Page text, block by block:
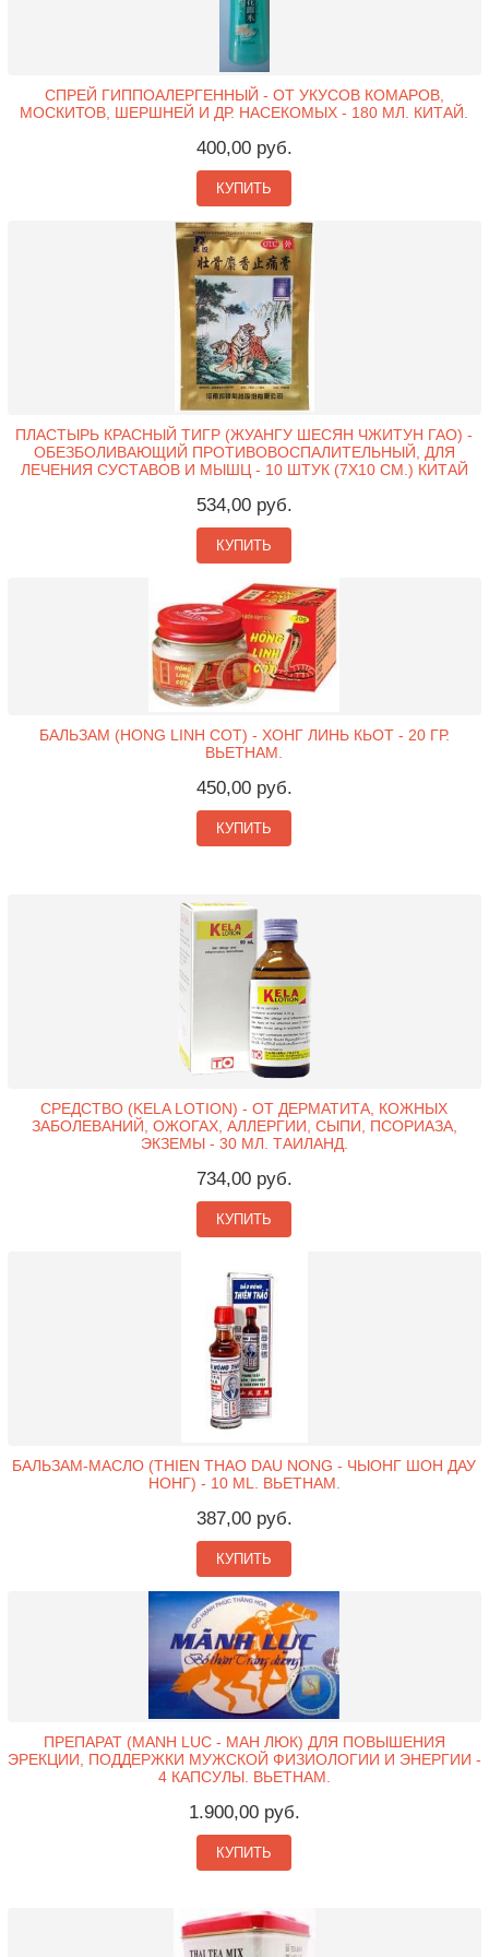
СПРЕЙ ГИППОАЛЕРГЕННЫЙ - ОТ УКУСОВ КОМАРОВ,
МОСКИТОВ, ШЕРШНЕЙ И ДР. НАСЕКОМЫХ - 180 МЛ. КИТАЙ.
400,00 руб.
КУПИТЬ
ПЛАСТЫРЬ КРАСНЫЙ ТИГР (ЖУАНГУ ШЕСЯН ЧЖИТУН ГАО) -
ОБЕЗБОЛИВАЮЩИЙ ПРОТИВОВОСПАЛИТЕЛЬНЫЙ, ДЛЯ
ЛЕЧЕНИЯ СУСТАВОВ И МЫШЦ - 10 ШТУК (7X10 СМ.) КИТАЙ
534,00 руб.
КУПИТЬ
БАЛЬЗАМ (HONG LINH COT) - ХОНГ ЛИНЬ КЬОТ - 20 ГР.
ВЬЕТНАМ.
450,00 руб.
КУПИТЬ
СРЕДСТВО (KELA LOTION) - ОТ ДЕРМАТИТА, КОЖНЫХ
ЗАБОЛЕВАНИЙ, ОЖОГАХ, АЛЛЕРГИИ, СЫПИ, ПСОРИАЗА,
ЭКЗЕМЫ - 30 МЛ. ТАИЛАНД.
734,00 руб.
КУПИТЬ
БАЛЬЗАМ-МАСЛО (THIEN THAO DAU NONG - ЧЫОНГ ШОН ДАУ
НОНГ) - 10 ML. ВЬЕТНАМ.
387,00 руб.
КУПИТЬ
ПРЕПАРАТ (MANH LUC - МАН ЛЮК) ДЛЯ ПОВЫШЕНИЯ
ЭРЕКЦИИ, ПОДДЕРЖКИ МУЖСКОЙ ФИЗИОЛОГИИ И ЭНЕРГИИ -
4 КАПСУЛЫ. ВЬЕТНАМ.
1.900,00 руб.
КУПИТЬ